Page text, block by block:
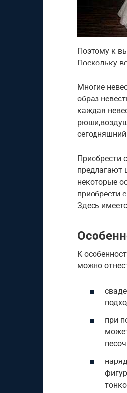
Поэтому к
Поскольку
Многие
образ
каждая
Приобрести
предлагают
некоторые
приобрести
Здесь
К
можно
при